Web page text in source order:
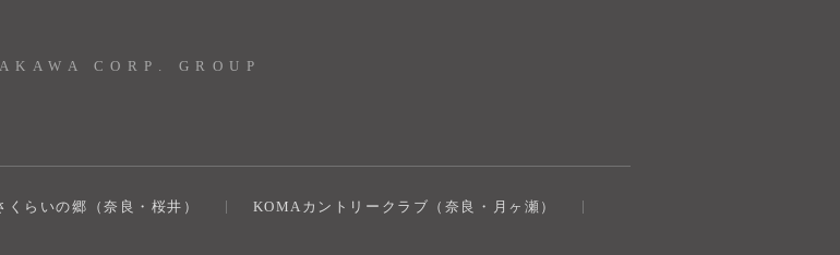
CORP. GROUP
くらいの郷（奈良・桜井）
KOMAカントリークラブ（奈良・月ヶ瀬）奈良健康ランド
AIコンシェルジュ